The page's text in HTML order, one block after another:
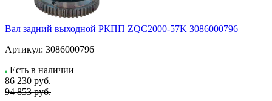
Вал задний выходной РКПП ZQC2000-57K 3086000796
Артикул: 3086000796
Есть в наличии
86 230 руб.
94 853 руб.